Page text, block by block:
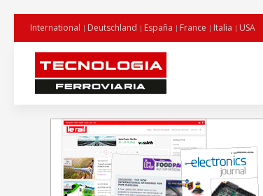
International Deutschland España France Italia USA